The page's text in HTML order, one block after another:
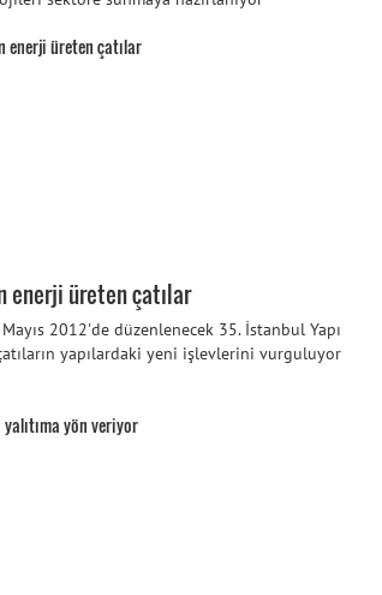
enerji üreten çatılar
2012'de düzenlenecek 35. İstanbul Yapı
çatıların yapılardaki yeni işlevlerini vurguluyor